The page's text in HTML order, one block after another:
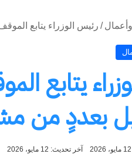
/ رئيس الوزراء يتابع
يتابع
بعددٍ من
12 مايو، 2026 آخر تحديث: 12 مايو، 2026